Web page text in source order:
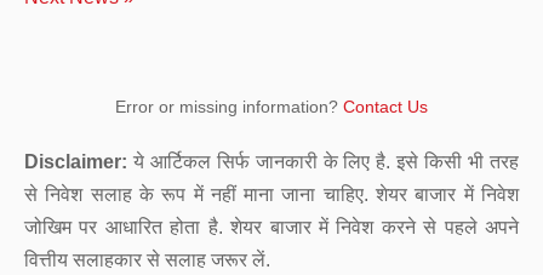
Error or missing information? Contact Us
Disclaimer: ये आर्टिकल सिर्फ जानकारी के लिए है. इसे किसी भी तरह
से निवेश सलाह के रूप में नहीं माना जाना चाहिए. शेयर बाजार में निवेश
जोखिम पर आधारित होता है. शेयर बाजार में निवेश करने से पहले अपने
वित्तीय सलाहकार से सलाह जरूर लें.